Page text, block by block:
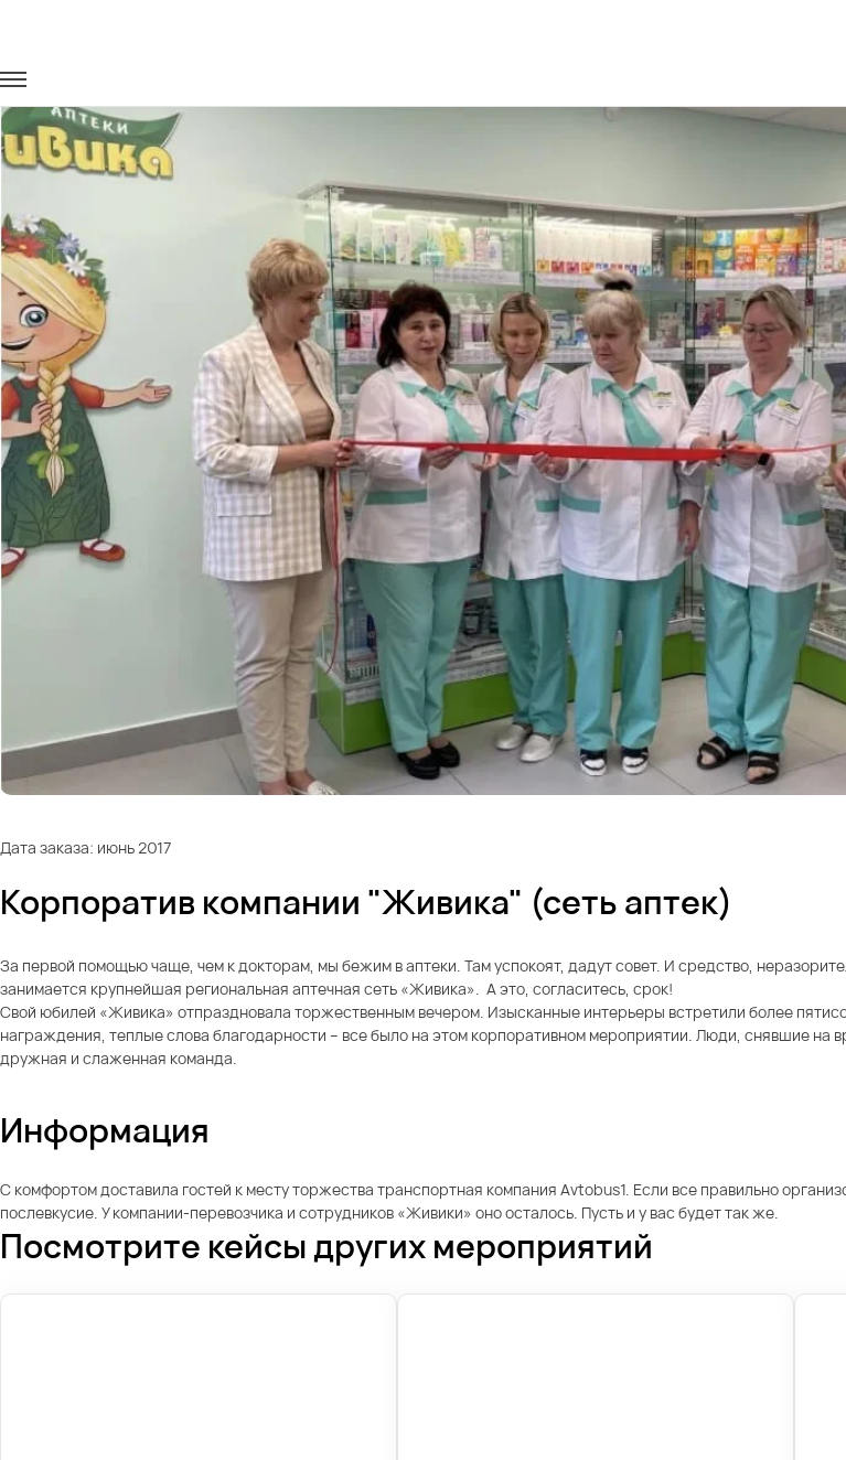
Дата заказа: июнь 2017
Корпоратив компании "Живика" (сеть аптек)
За первой помощью чаще, чем к докторам, мы бежим в аптеки. Там успокоят, дадут совет. И средство,
занимается крупнейшая региональная аптечная сеть «Живика». А это, согласитесь, срок!
Свой юбилей «Живика» отпраздновала торжественным вечером. Изысканные интерьеры встретили более
награждения, теплые слова благодарности – все было на этом корпоративном мероприятии. Люди, снявшие на
дружная и слаженная команда.
Информация
С комфортом доставила гостей к месту торжества транспортная компания Avtobus1. Если все правильно
послевкусие. У компании-перевозчика и сотрудников «Живики» оно осталось. Пусть и у вас будет так же.
Посмотрите кейсы других мероприятий